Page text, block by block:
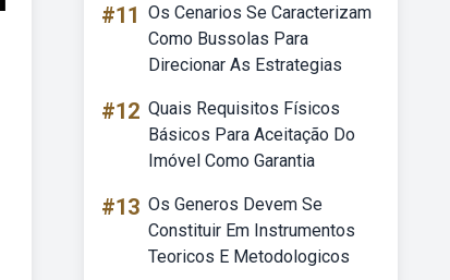
#11 Os Cenarios Se Caracterizam
Como Bussolas Para
Direcionar As Estrategias
#12 Quais Requisitos Físicos
Básicos Para Aceitação Do
Imóvel Como Garantia
#13 Os Generos Devem Se
Constituir Em Instrumentos
Teoricos E Metodologicos